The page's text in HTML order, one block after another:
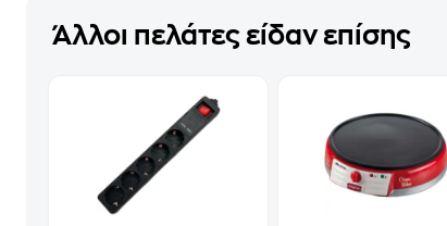
Άλλοι πελάτες είδαν επίσης